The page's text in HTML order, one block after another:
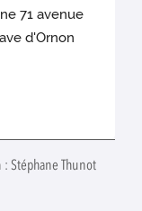
71 avenue
d'Ornon
Stéphane Thunot